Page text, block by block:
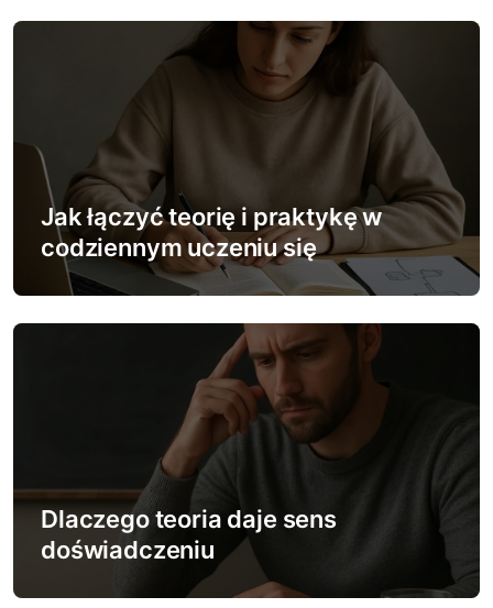
a
i
Jak łączyć teorię i praktykę w
codziennym uczeniu się
Dlaczego teoria daje sens
doświadczeniu